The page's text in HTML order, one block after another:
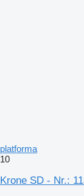
platforma
10
Krone SD - Nr.: